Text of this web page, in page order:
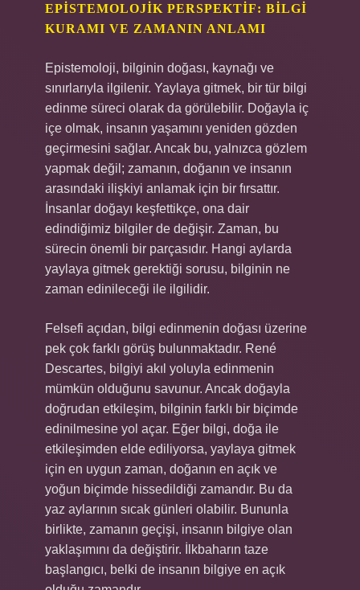
EPISTEMOLOJIK PERSPEKTIF: BILGI
KURAMI VE ZAMANIN ANLAMI
Epistemoloji, bilginin doğası, kaynağı ve
sınırlarıyla ilgilenir. Yaylaya gitmek, bir tür bilgi
edinme süreci olarak da görülebilir. Doğayla iç
içe olmak, insanın yaşamını yeniden gözden
geçirmesini sağlar. Ancak bu, yalnızca gözlem
yapmak değil; zamanın, doğanın ve insanın
arasındaki ilişkiyi anlamak için bir fırsattır.
İnsanlar doğayı keşfettikçe, ona dair
edindiğimiz bilgiler de değişir. Zaman, bu
sürecin önemli bir parçasıdır. Hangi aylarda
yaylaya gitmek gerektiği sorusu, bilginin ne
zaman edinileceği ile ilgilidir.
Felsefi açıdan, bilgi edinmenin doğası üzerine
pek çok farklı görüş bulunmaktadır. René
Descartes, bilgiyi akıl yoluyla edinmenin
mümkün olduğunu savunur. Ancak doğayla
doğrudan etkileşim, bilginin farklı bir biçimde
edinilmesine yol açar. Eğer bilgi, doğa ile
etkileşimden elde ediliyorsa, yaylaya gitmek
için en uygun zaman, doğanın en açık ve
yoğun biçimde hissedildiği zamandır. Bu da
yaz aylarının sıcak günleri olabilir. Bununla
birlikte, zamanın geçişi, insanın bilgiye olan
yaklaşımını da değiştirir. İlkbaharın taze
başlangıcı, belki de insanın bilgiye en açık